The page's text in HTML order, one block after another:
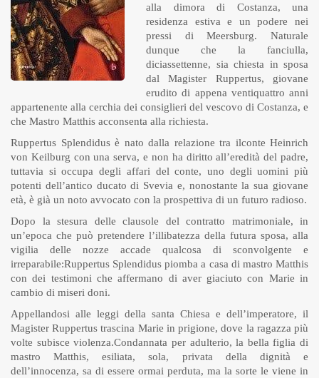
alla dimora di Costanza, una
residenza estiva e un podere nei
pressi di Meersburg. Naturale
dunque che la fanciulla,
diciassettenne, sia chiesta in sposa
dal Magister Ruppertus, giovane
erudito di appena ventiquattro anni
appartenente alla cerchia dei consiglieri del vescovo di Costanza, e
che Mastro Matthis acconsenta alla richiesta.
Ruppertus Splendidus è nato dalla relazione tra ilconte Heinrich
von Keilburg con una serva, e non ha diritto all’eredità del padre,
tuttavia si occupa degli affari del conte, uno degli uomini più
potenti dell’antico ducato di Svevia e, nonostante la sua giovane
età, è già un noto avvocato con la prospettiva di un futuro radioso.
Dopo la stesura delle clausole del contratto matrimoniale, in
un’epoca che può pretendere l’illibatezza della futura sposa, alla
vigilia delle nozze accade qualcosa di sconvolgente e
irreparabile:Ruppertus Splendidus piomba a casa di mastro Matthis
con dei testimoni che affermano di aver giaciuto con Marie in
cambio di miseri doni.
Appellandosi alle leggi della santa Chiesa e dell’imperatore, il
Magister Ruppertus trascina Marie in prigione, dove la ragazza più
volte subisce violenza.Condannata per adulterio, la bella figlia di
mastro Matthis, esiliata, sola, privata della dignità e
dell’innocenza, sa di essere ormai perduta, ma la sorte le viene in